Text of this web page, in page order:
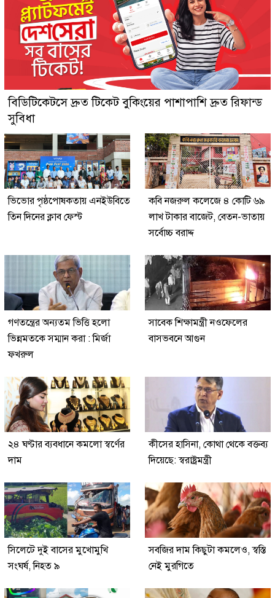
বিডিটিকেটসে দ্রুত টিকেট বুকিংয়ের পাশাপাশি দ্রুত রিফান্ড
সুবিধা
ভিভোর পৃষ্ঠপোষকতায় এনইউবিতে
তিন দিনের ক্লাব ফেস্ট
কবি নজরুল কলেজে ৪ কোটি ৬৯
লাখ টাকার বাজেট, বেতন-ভাতায়
সর্বোচ্চ বরাদ্দ
গণতন্ত্রের অন্যতম ভিত্তি হলো
ভিন্নমতকে সম্মান করা : মির্জা
ফখরুল
সাবেক শিক্ষামন্ত্রী নওফেলের
বাসভবনে আগুন
২৪ ঘণ্টার ব্যবধানে কমলো স্বর্ণের
দাম
কীসের হাসিনা, কোথা থেকে বক্তব্য
দিয়েছে: স্বরাষ্ট্রমন্ত্রী
সিলেটে দুই বাসের মুখোমুখি
সংঘর্ষ, নিহত ৯
সবজির দাম কিছুটা কমলেও, স্বস্তি
নেই মুরগিতে